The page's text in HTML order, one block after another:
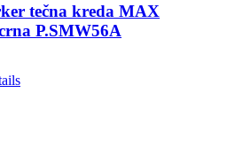
tečna kreda MAX
P.SMW56A